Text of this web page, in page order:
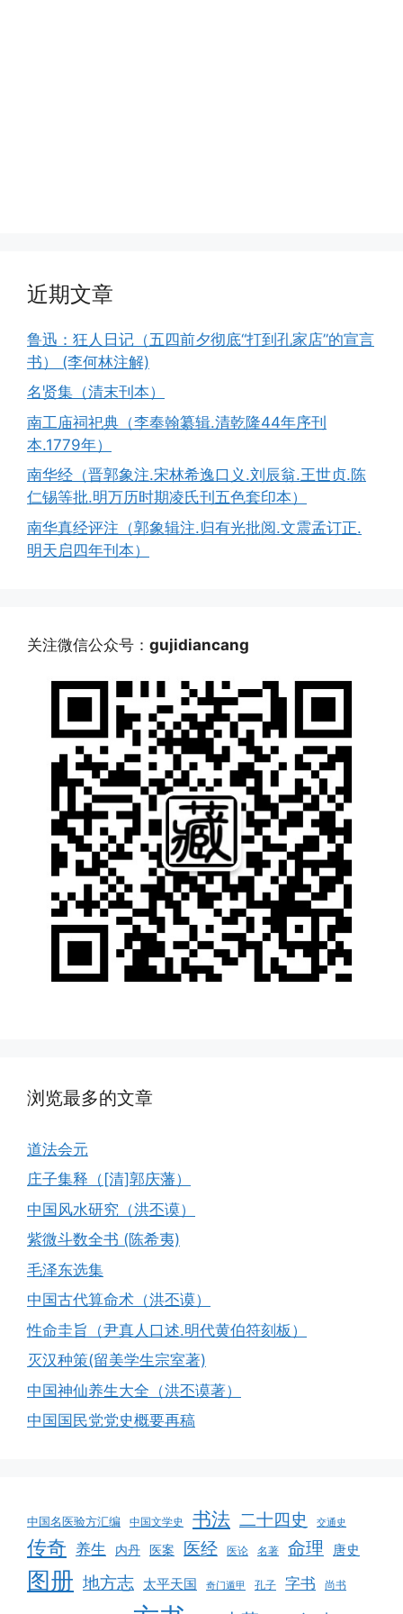
近期文章
鲁迅：狂人日记（五四前夕彻底“打到孔家店”的宣言
书） (李何林注解)
名贤集（清末刊本）
南工庙祠祀典（李奉翰纂辑.清乾隆44年序刊
本.1779年）
南华经（晋郭象注.宋林希逸口义.刘辰翁.王世贞.陈
仁锡等批.明万历时期凌氏刊五色套印本）
南华真经评注（郭象辑注.归有光批阅.文震孟订正.
明天启四年刊本）
关注微信公众号： gujidiancang
浏览最多的文章
道法会元
庄子集释（[清]郭庆藩）
中国风水研究（洪丕谟）
紫微斗数全书 (陈希夷)
毛泽东选集
中国古代算命术（洪丕谟）
性命圭旨（尹真人口述.明代黄伯符刻板）
灭汉种策(留美学生宗室著)
中国神仙养生大全（洪丕谟著）
中国国民党党史概要再稿
中国名医验方汇编 中国文学史 书法 二十四史 交通史
传奇 养生 内丹 医案 医经 医论 名著 命理 唐史
图册 地方志 太平天国 奇门遁甲 孔子 字书 尚书